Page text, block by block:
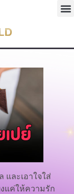
ละเอาใจใส่
แค่ให้ความรัก